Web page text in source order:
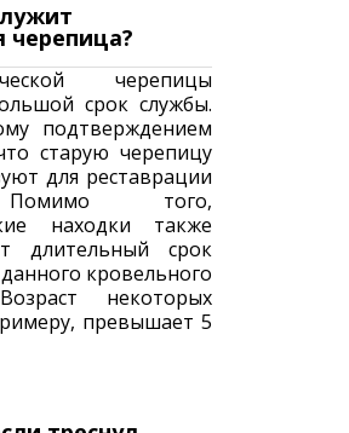
черепица?
черепицы
срок службы.
подтверждением
старую черепицу
для реставрации
того,
находки также
длительный срок
кровельного
некоторых
превышает 5